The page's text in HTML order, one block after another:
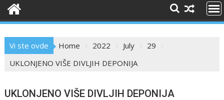
Vi ste ovde Home 2022 July
29
UKLONJENO VIŠE DIVLJIH DEPONIJA
UKLONJENO VIŠE DIVLJIH DEPONIJA